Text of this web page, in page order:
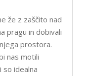
že z zaščito nad
pragu in dobivali
prostora.
nas motili
so idealna